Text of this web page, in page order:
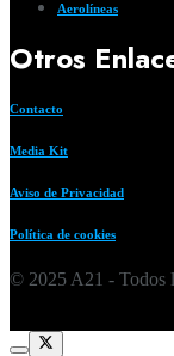
Aerolíneas
Otros
Contacto
Media Kit
Aviso de Privacidad
Política de cookies
© 2025 A21 - Todos